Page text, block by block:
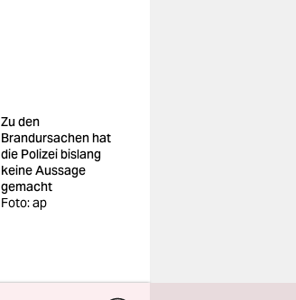
Zu den
Brandursachen hat
die Polizei bislang
keine Aussage
gemacht
Foto: ap